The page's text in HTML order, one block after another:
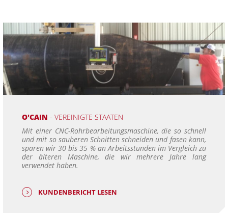
O'CAIN- VEREINIGTE STAATEN
Mit einer CNC-Rohrbearbeitungsmaschine, die so schnell
und mit so sauberen Schnitten schneiden und fasen kann,
sparen wir 30 bis 35 % an Arbeitsstunden im Vergleich zu
der älteren Maschine, die wir mehrere Jahre lang
verwendet haben.
KUNDENBERICHT LESEN